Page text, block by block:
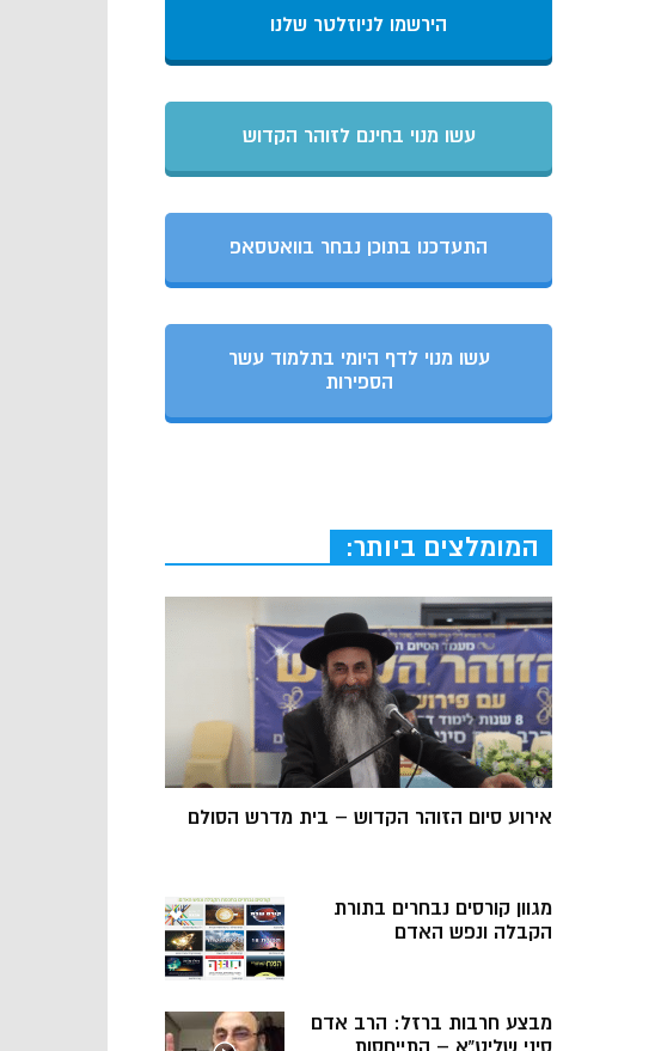
הירשמו לניוזלטר שלנו
עשו מנוי בחינם לזוהר הקדוש
התעדכנו בתוכן נבחר בוואטסאפ
עשו מנוי לדף היומי בתלמוד עשר
הספירות
המומלצים ביותר:
אירוע סיום הזוהר הקדוש – בית מדרש הסולם
מגוון קורסים נבחרים בתורת
הקבלה ונפש האדם
מבצע חרבות ברזל: הרב אדם